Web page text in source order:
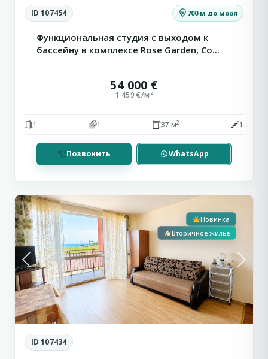
ID 107454 700 м до моря
Функциональная студия с выходом к
бассейну в комплексе Rose Garden, Со...
54 000 €
1 459 €/м²
1 1 37 м2 1
Позвонить WhatsApp
Равда
Previous Next
Новинка
Вторичное жилье
Первая линия
ID 107434